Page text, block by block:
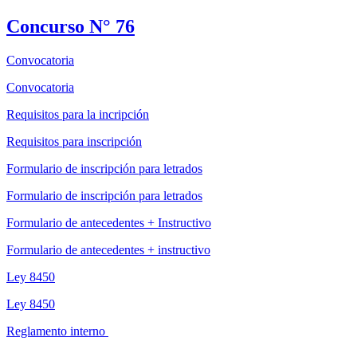
Concurso N° 76
Convocatoria
Convocatoria
Requisitos para la incripción
Requisitos para inscripción
Formulario de inscripción para letrados
Formulario de inscripción para letrados
Formulario de antecedentes + Instructivo
Formulario de antecedentes + instructivo
Ley 8450
Ley 8450
Reglamento interno